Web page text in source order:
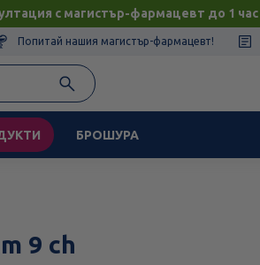
с магистър-фармацевт до 1 час
Попитай нашия магистър-фармацевт!
БРОШУРА
9 ch